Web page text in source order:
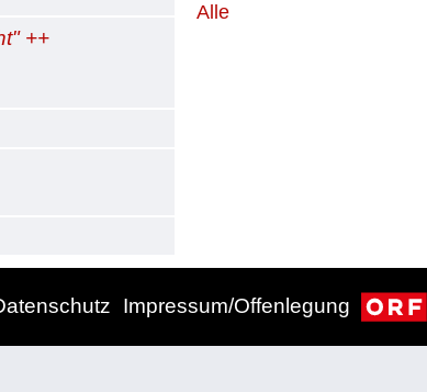
Alle
++
Impressum/Offenlegung